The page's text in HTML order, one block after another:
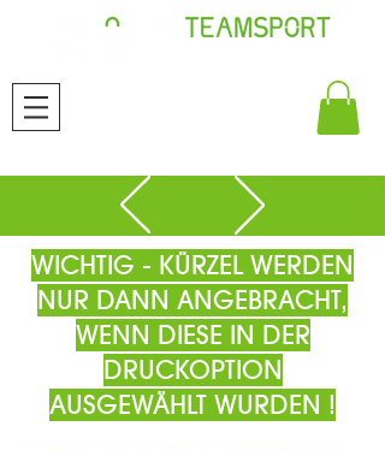
WICHTIG - KÜRZEL WERDEN
NUR DANN ANGEBRACHT,
WENN DIESE IN DER
DRUCKOPTION
AUSGEWÄHLT WURDEN !